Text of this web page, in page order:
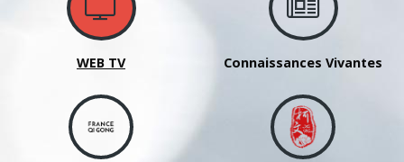
WEB TV Connaissances Vivantes